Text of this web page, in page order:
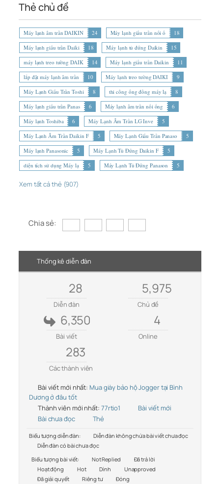
Thẻ chủ đề
Máy lạnh âm trần DAIKIN 24 Máy lạnh giấu trần nối ố
18
Máy lạnh giấu trần Daiki
18 Máy lạnh tủ đứng Daikin
15
máy lạnh treo tường DAIK
14 Máy lạnh giấu trần Daikin
11
lắp đặt máy lạnh âm trần
10 Máy lạnh treo tường DAIKI
9
Máy Lạnh Giấu Trần Toshi
8 thi công ống đồng máy lạ
8
Máy lạnh giấu trần Panas
6 Máy lạnh âm trần nối ống
6
Máy lạnh Toshiba
6 Máy Lạnh Âm Trần LG Inve
5
Máy Lạnh Âm Trần Daikin F
5 Máy Lạnh Giấu Trần Panaso
5
Máy lạnh Panasonic
5 Máy Lạnh Tủ Đứng Daikin F
5
diện tích sử dụng Máy lạ
5 Máy Lạnh Tủ Đứng Panason 5
Xem tất cả thẻ (907)
Chia sẻ:
Thống kê diễn đàn
28
Diễn đàn
5,975
Chủ đề
6,350
Bài viết
4
Online
283
Các thành viên
Bài viết mới nhất: Mua giày bảo hộ Jogger tại Bình
Dương ở đâu tốt
Thành viên mới nhất: 77rtio1
Bài viết mới
Bài chưa đọc
Thẻ
Biểu tượng diễn đàn:
Diễn đàn không chứa bài viết chưa đọc
Diễn đàn có bài chưa đọc
Biểu tượng bài viết:
Not Replied
Đã trả lời
Hoạt động
Hot Dính
Unapproved
Đã giải quyết
Riêng tư Đóng